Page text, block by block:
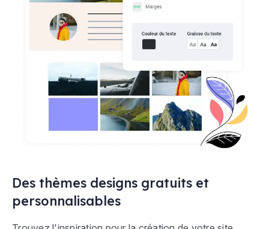
Des thèmes designs gratuits et
personnalisables